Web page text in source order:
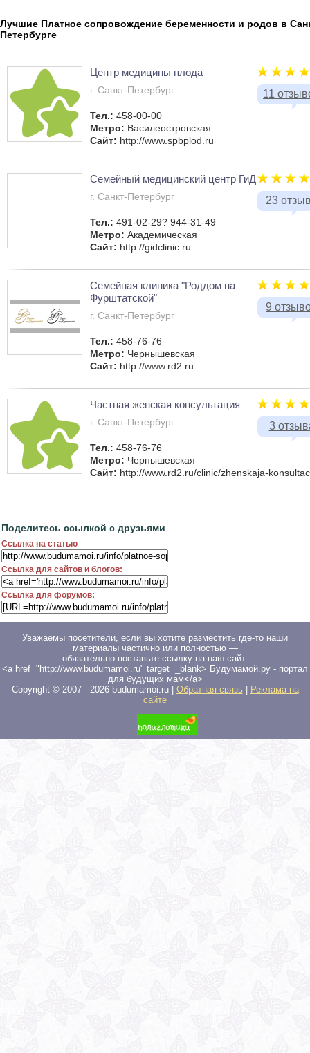
Лучшие Платное сопровождение беременности и родов в
Петербурге
11
Центр медицины плода
г. Санкт-Петербург
Тел.: 458-00-00
Метро: Василеостровская
Сайт: http://www.spbplod.ru
23
Семейный медицинский центр ГиД
г. Санкт-Петербург
Тел.: 491-02-29? 944-31-49
Метро: Академическая
Сайт: http://gidclinic.ru
9
Семейная клиника "Роддом на
Фурштатской"
г. Санкт-Петербург
Тел.: 458-76-76
Метро: Чернышевская
Сайт: http://www.rd2.ru
3
Частная женская консультация
г. Санкт-Петербург
Тел.: 458-76-76
Метро: Чернышевская
Сайт: http://www.rd2.ru/clinic/zhenskaja-
Поделитесь ссылкой с друзьями
Ссылка на статью
Ссылка для сайтов и блогов:
Ссылка для форумов:
Уважаемы посетители, если вы хотите разместить где-то наши
материалы частично или полностью —
обязательно поставьте ссылку на наш сайт:
<a href="http://www.budumamoi.ru" target=_blank> Будумамой.ру - портал
для будущих мам</a>
Copyright © 2007 - 2026budumamoi.ru | Обратная связь
Реклама на
сайте